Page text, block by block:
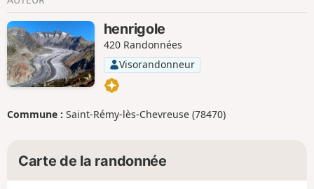
henrigole
420 Randonnées
Visorandonneur
Commune : Saint-Rémy-lès-Chevreuse (78470)
Carte de la randonnée